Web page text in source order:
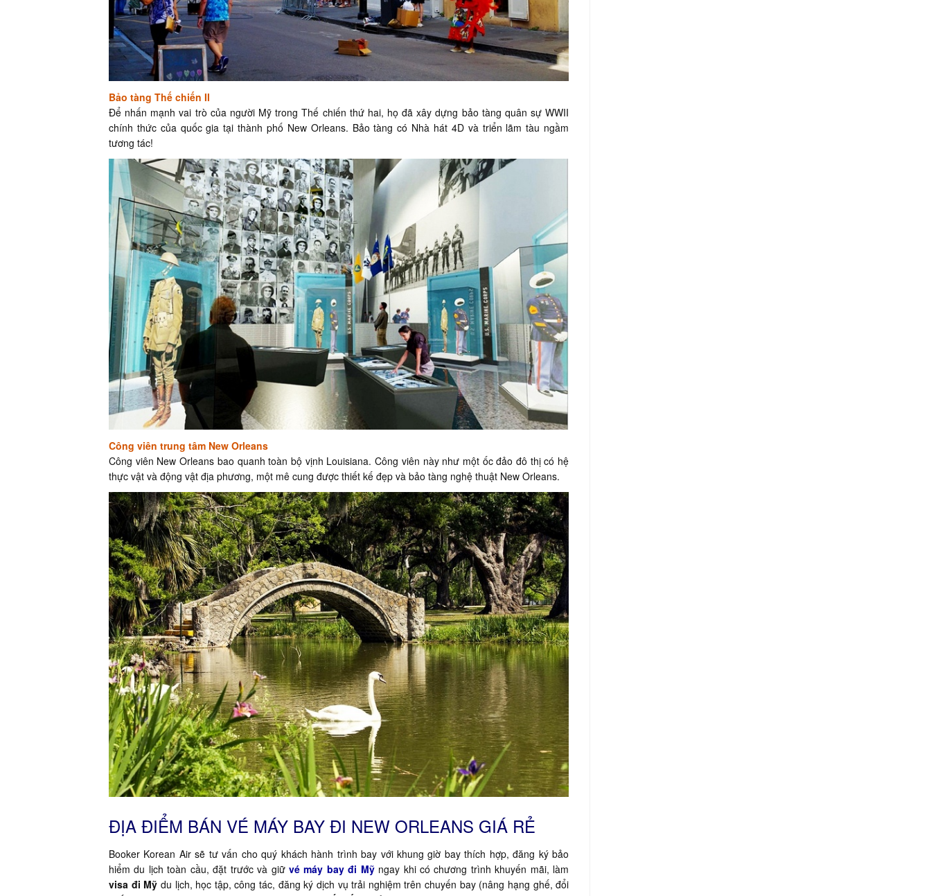
Bảo tàng Thế chiến II
Để nhấn mạnh vai trò của người Mỹ trong Thế chiến thứ hai, họ đã xây dựng bảo tàng quân sự WWII
chính thức của quốc gia tại thành phố New Orleans. Bảo tàng có Nhà hát 4D và triển lãm tàu ​​ngầm
tương tác!
Công viên trung tâm New Orleans
Công viên New Orleans bao quanh toàn bộ vịnh Louisiana. Công viên này như một ốc đảo đô thị có hệ
thực vật và động vật địa phương, một mê cung được thiết kế đẹp và bảo tàng nghệ thuật New Orleans.
ĐỊA ĐIỂM BÁN VÉ MÁY BAY ĐI NEW ORLEANS GIÁ RẺ
Booker Korean Air sẽ tư vấn cho quý khách hành trình bay với khung giờ bay thích hợp, đăng ký bảo
hiểm du lịch toàn cầu, đặt trước và giữ vé máy bay đi Mỹngay khi có chương trình khuyến mãi, làm
visa đi Mỹ du lịch, học tập, công tác, đăng ký dịch vụ trải nghiệm trên chuyến bay (nâng hạng ghế, đổi